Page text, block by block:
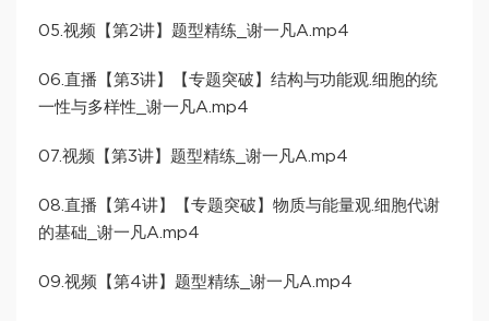
05.视频【第2讲】题型精练_谢一凡A.mp4
06.直播【第3讲】【专题突破】结构与功能观.细胞的统
一性与多样性_谢一凡A.mp4
07.视频【第3讲】题型精练_谢一凡A.mp4
08.直播【第4讲】【专题突破】物质与能量观.细胞代谢
的基础_谢一凡A.mp4
09.视频【第4讲】题型精练_谢一凡A.mp4